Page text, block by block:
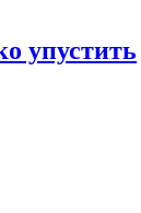
упустить